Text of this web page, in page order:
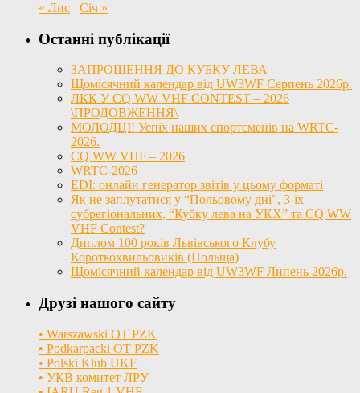
« Лис
Січ »
Останні публікації
ЗАПРОШЕННЯ ДО КУБКУ ЛЕВА
Щомісячний календар від UW3WF Серпень 2026р.
ЛКК У CQ WW VHF CONTEST – 2026
\ПРОДОВЖЕННЯ\
МОЛОДЦІ! Успіх наших спортсменів на WRTC-
2026.
CQ WW VHF – 2026
WRTC-2026
EDI: онлайн генератор звітів у цьому форматі
Як не заплутатися у “Польовому дні”, 3-іх
субрегіональних, “Кубку лева на УКХ” та CQ WW
VHF Contest?
Диплом 100 років Львівського Клубу
Короткохвильовиків (Польща)
Щомісячний календар від UW3WF Липень 2026р.
Друзі нашого сайту
• Warszawski OT PZK
• Podkarpacki OT PZK
• Polski Klub UKF
• УКВ комитет ЛРУ